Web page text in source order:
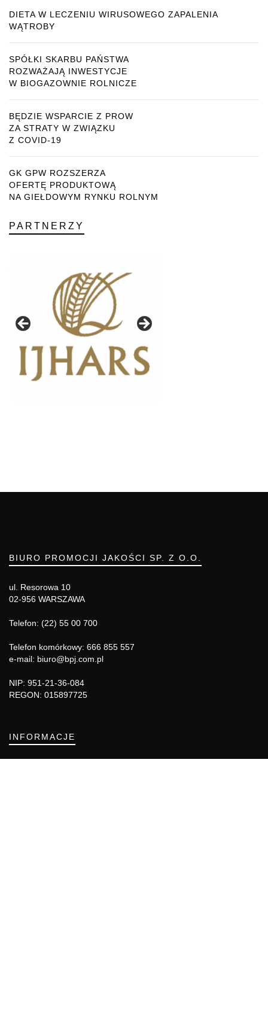
DIETA W LECZENIU WIRUSOWEGO ZAPALENIA
WĄTROBY
SPÓŁKI SKARBU PAŃSTWA
ROZWAŻAJĄ INWESTYCJE
W BIOGAZOWNIE ROLNICZE
BĘDZIE WSPARCIE Z PROW
ZA STRATY W ZWIĄZKU
Z COVID-19
GK GPW ROZSZERZA
OFERTĘ PRODUKTOWĄ
NA GIEŁDOWYM RYNKU ROLNYM
PARTNERZY
BIURO PROMOCJI JAKOŚCI SP. Z O.O.
ul. Resorowa 10
02-956 WARSZAWA
Telefon: (22) 55 00 700
Telefon komórkowy: 666 855 557
e-mail: biuro@bpj.com.pl
NIP: 951-21-36-084
REGON: 015897725
INFORMACJE